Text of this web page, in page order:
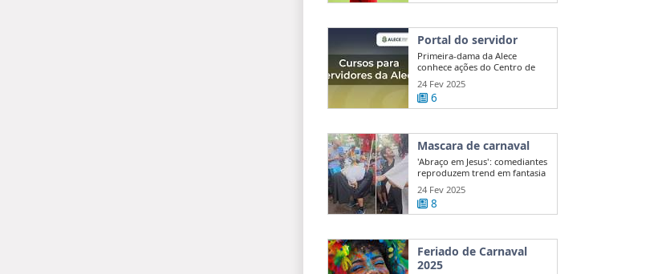
Portal do servidor
Primeira-dama da Alece
conhece ações do Centro de
Mediação e ...
24 Fev 2025
6
Mascara de carnaval
'Abraço em Jesus': comediantes
reproduzem trend em fantasia
de ...
24 Fev 2025
8
Feriado de Carnaval
2025